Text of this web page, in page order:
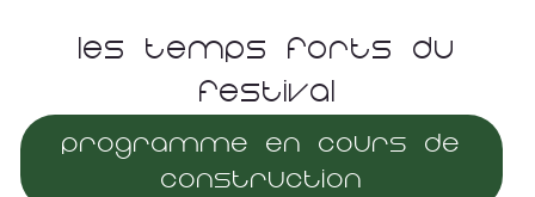
Les Temps Forts Du
Festival
Programme en cours de
construction